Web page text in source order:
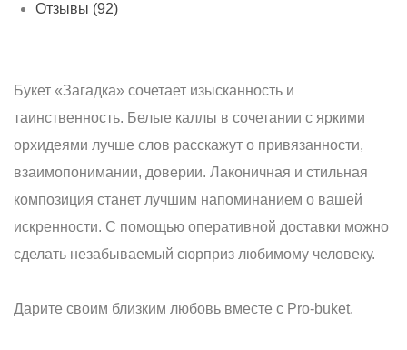
Отзывы (92)
Букет «Загадка» сочетает изысканность и
таинственность. Белые каллы в сочетании с яркими
орхидеями лучше слов расскажут о привязанности,
взаимопонимании, доверии. Лаконичная и стильная
композиция станет лучшим напоминанием о вашей
искренности. С помощью оперативной доставки можно
сделать незабываемый сюрприз любимому человеку.
Дарите своим близким любовь вместе с Pro-buket.